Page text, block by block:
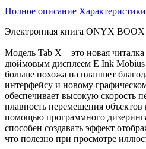
Полное описание Характеристики
Электронная книга ONYX BOOX
Модель Tab X – это новая
дюймовым дисплеем E Ink Mobius
больше похожа на планшет
интерфейсу и новому
обеспечивает высокую скорость
плавность перемещения
помощью программного
способен создавать эффект
что полезно при просмотре